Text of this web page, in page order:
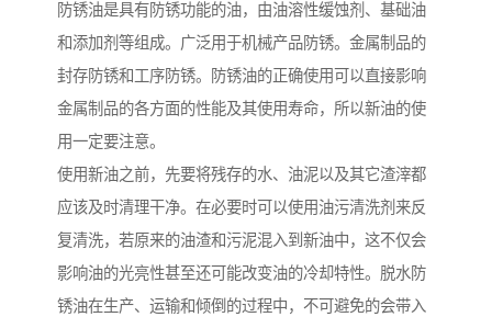
防锈油是具有防锈功能的油，由油溶性缓蚀剂、基础油
和添加剂等组成。广泛用于机械产品防锈。金属制品的
封存防锈和工序防锈。防锈油的正确使用可以直接影响
金属制品的各方面的性能及其使用寿命，所以新油的使
用一定要注意。
使用新油之前，先要将残存的水、油泥以及其它渣滓都
应该及时清理干净。在必要时可以使用油污清洗剂来反
复清洗，若原来的油渣和污泥混入到新油中，这不仅会
影响油的光亮性甚至还可能改变油的冷却特性。脱水防
锈油在生产、运输和倾倒的过程中，不可避免的会带入